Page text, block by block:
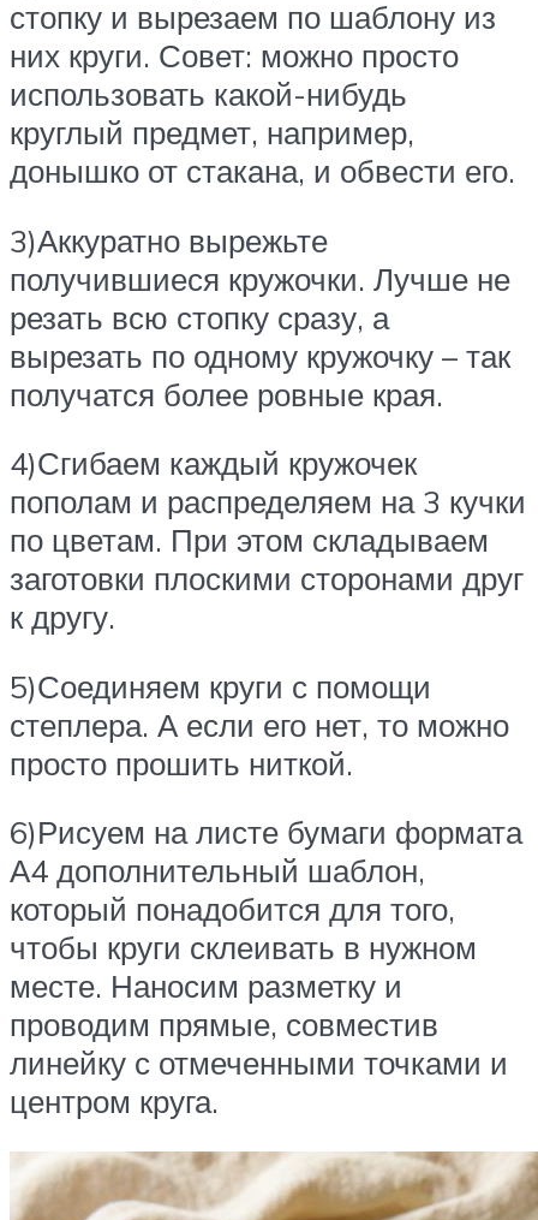
стопку и вырезаем по шаблону из
них круги. Совет: можно просто
использовать какой-нибудь
круглый предмет, например,
донышко от стакана, и обвести его.
3)Аккуратно вырежьте
получившиеся кружочки. Лучше не
резать всю стопку сразу, а
вырезать по одному кружочку – так
получатся более ровные края.
4)Сгибаем каждый кружочек
пополам и распределяем на 3 кучки
по цветам. При этом складываем
заготовки плоскими сторонами друг
к другу.
5)Соединяем круги с помощи
степлера. А если его нет, то можно
просто прошить ниткой.
6)Рисуем на листе бумаги формата
А4 дополнительный шаблон,
который понадобится для того,
чтобы круги склеивать в нужном
месте. Наносим разметку и
проводим прямые, совместив
линейку с отмеченными точками и
центром круга.